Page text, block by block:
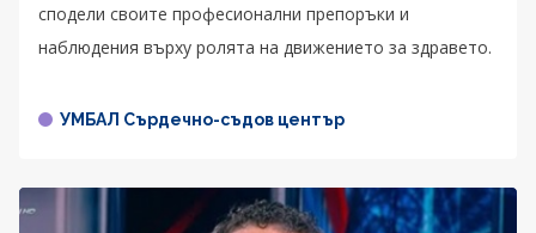
сподели своите професионални препоръки и
наблюдения върху ролята на движението за здравето.
УМБАЛ Сърдечно-съдов център